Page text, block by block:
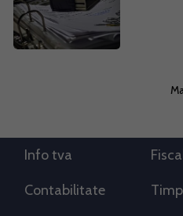
Info tva
Contabilitate